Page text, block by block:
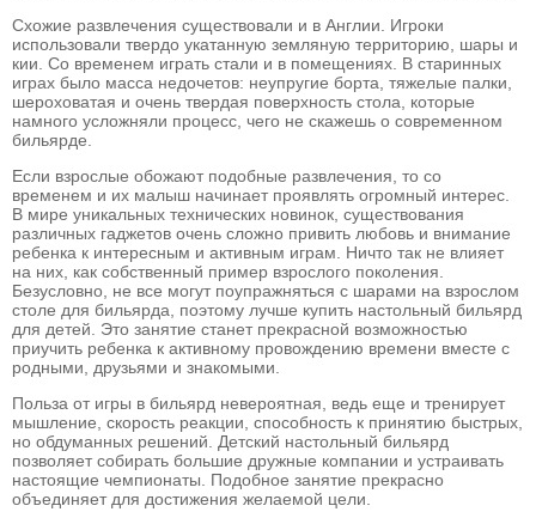
Схожие развлечения существовали и в Англии. Игроки
использовали твердо укатанную земляную территорию, шары и
кии. Со временем играть стали и в помещениях. В старинных
играх было масса недочетов: неупругие борта, тяжелые палки,
шероховатая и очень твердая поверхность стола, которые
намного усложняли процесс, чего не скажешь о современном
бильярде.
Если взрослые обожают подобные развлечения, то со
временем и их малыш начинает проявлять огромный интерес.
В мире уникальных технических новинок, существования
различных гаджетов очень сложно привить любовь и внимание
ребенка к интересным и активным играм. Ничто так не влияет
на них, как собственный пример взрослого поколения.
Безусловно, не все могут поупражняться с шарами на взрослом
столе для бильярда, поэтому лучше купить настольный бильярд
для детей. Это занятие станет прекрасной возможностью
приучить ребенка к активному провождению времени вместе с
родными, друзьями и знакомыми.
Польза от игры в бильярд невероятная, ведь еще и тренирует
мышление, скорость реакции, способность к принятию быстрых,
но обдуманных решений. Детский настольный бильярд
позволяет собирать большие дружные компании и устраивать
настоящие чемпионаты. Подобное занятие прекрасно
объединяет для достижения желаемой цели.